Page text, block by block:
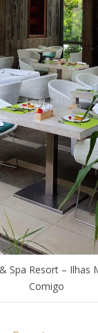
Spa Resort – Ilhas
Comigo